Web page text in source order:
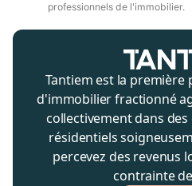
professionnels de l'immobilier.
Tantiem est la
d'immobilier fractionné
collectivement dans
résidentiels
percevez des revenus
contrainte